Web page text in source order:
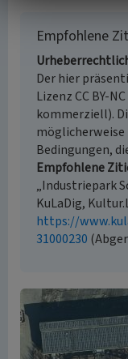
Empfohlene
Der hier
Lizenz CC BY-
kommerziell).
Bedingungen,
Empfohlene
„Industriepark
KuLaDig,
https://
31000230